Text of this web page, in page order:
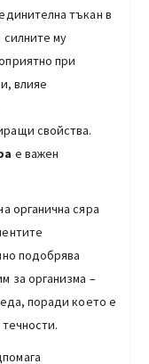
тъкан в
силните му
при
влияе
свойства.
е важен
органична сяра
подобрява
за организма –
поради което е